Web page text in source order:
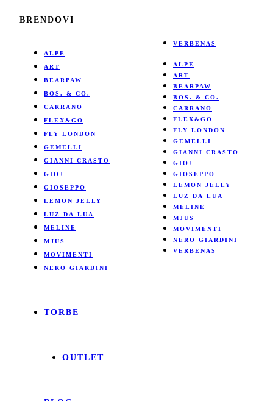
BRENDOVI
ALPE
ART
BEARPAW
BOS. & CO.
CARRANO
FLEX&GO
FLY LONDON
GEMELLI
GIANNI CRASTO
GIO+
GIOSEPPO
LEMON JELLY
LUZ DA LUA
MELINE
MJUS
MOVIMENTI
NERO GIARDINI
VERBENAS
ALPE
ART
BEARPAW
BOS. & CO.
CARRANO
FLEX&GO
FLY LONDON
GEMELLI
GIANNI CRASTO
GIO+
GIOSEPPO
LEMON JELLY
LUZ DA LUA
MELINE
MJUS
MOVIMENTI
NERO GIARDINI
VERBENAS
TORBE
OUTLET